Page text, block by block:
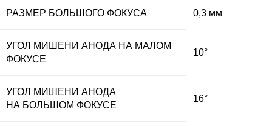
РАЗМЕР БОЛЬШОГО ФОКУСА 0,3 мм
УГОЛ МИШЕНИ АНОДА НА МАЛОМ
ФОКУСЕ
10°
УГОЛ МИШЕНИ АНОДА
НА БОЛЬШОМ ФОКУСЕ
16°